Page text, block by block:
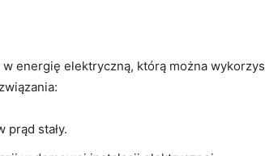
energię ‌elektryczną,‍ którą można
prąd stały.